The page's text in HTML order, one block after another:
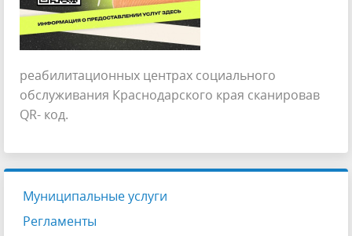
реабилитационных центрах социального
обслуживания Краснодарского края сканировав
QR- код.
Муниципальные услуги
Регламенты